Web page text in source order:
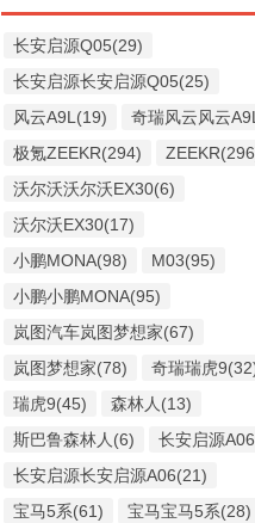
长安启源Q05(29)
长安启源长安启源Q05(25)
风云A9L(19)
奇瑞风云风云
极氪ZEEKR(294)
沃尔沃沃尔沃EX30(6)
沃尔沃EX30(17)
小鹏MONA(98)
M03(95)
小鹏小鹏MONA(95)
岚图汽车岚图梦想家(67)
岚图梦想家(78)
奇瑞瑞虎
瑞虎9(45)
森林人(13)
斯巴鲁森林人(6)
长安启源
长安启源长安启源A06(21)
宝马5系(61)
宝马宝马5系(28)